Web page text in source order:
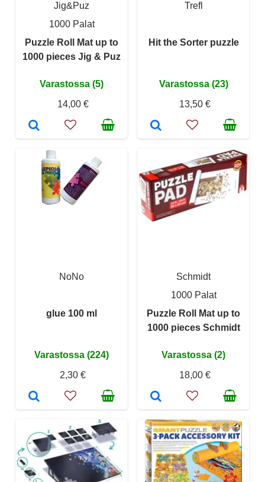
Jig&Puz
1000 Palat
Puzzle Roll Mat up to
1000 pieces Jig & Puz
Varastossa (5)
14,00 €
Trefl
Hit the Sorter puzzle
Varastossa (23)
13,50 €
NoNo
glue 100 ml
Varastossa (224)
2,30 €
Schmidt
1000 Palat
Puzzle Roll Mat up to
1000 pieces Schmidt
Varastossa (2)
18,00 €